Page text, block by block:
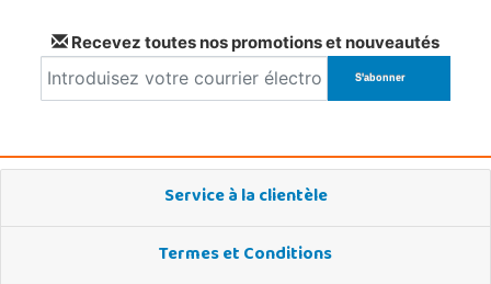
Recevez toutes nos promotions et nouveautés
Service à la clientèle
Termes et Conditions